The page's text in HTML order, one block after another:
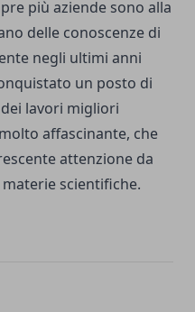
più aziende sono alla
delle conoscenze di
negli ultimi anni
un posto di
lavori migliori
affascinante, che
attenzione da
scientifiche.